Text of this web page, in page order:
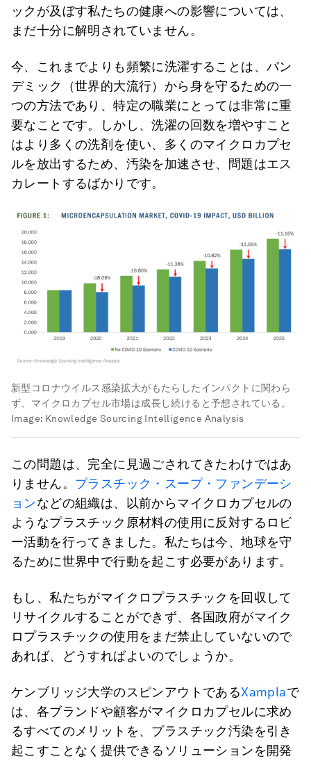
ックが及ぼす私たちの健康への影響については、
まだ十分に解明されていません。
今、これまでよりも頻繁に洗濯することは、パン
デミック（世界的大流行）から身を守るための一
つの方法であり、特定の職業にとっては非常に重
要なことです。しかし、洗濯の回数を増やすこと
はより多くの洗剤を使い、多くのマイクロカプセ
ルを放出するため、汚染を加速させ、問題はエス
カレートするばかりです。
新型コロナウイルス感染拡大がもたらしたインパクトに関わら
ず、マイクロカプセル市場は成長し続けると予想されている。
Image: Knowledge Sourcing Intelligence Analysis
この問題は、完全に見過ごされてきたわけではあ
りません。 プラスチック・スープ・ファンデーシ
ョンなどの組織は、以前からマイクロカプセルの
ようなプラスチック原材料の使用に反対するロビ
ー活動を行ってきました。私たちは今、地球を守
るために世界中で行動を起こす必要があります。
もし、私たちがマイクロプラスチックを回収して
リサイクルすることができず、各国政府がマイク
ロプラスチックの使用をまだ禁止していないので
あれば、どうすればよいのでしょうか。
ケンブリッジ大学のスピンアウトであるXamplaで
は、各ブランドや顧客がマイクロカプセルに求め
るすべてのメリットを、プラスチック汚染を引き
起こすことなく提供できるソリューションを開発